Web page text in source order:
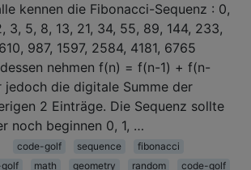
kennen die Fibonacci-Sequenz : 0,
3, 5, 8, 13, 21, 34, 55, 89, 144, 233,
987, 1597, 2584, 4181, 6765
nehmen f(n) = f(n-1) + f(n-
jedoch die digitale Summe der
2 Einträge. Die Sequenz sollte
noch beginnen 0, 1, …
code-golf sequence
fibonacci
math geometry random
code-golf